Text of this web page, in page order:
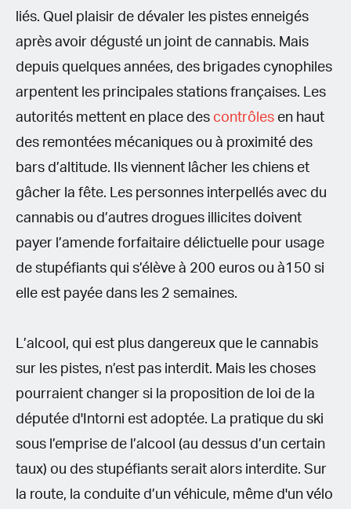
liés. Quel plaisir de dévaler les pistes enneigés
après avoir dégusté un joint de cannabis. Mais
depuis quelques années, des brigades cynophiles
arpentent les principales stations françaises. Les
autorités mettent en place des contrôles en haut
des remontées mécaniques ou à proximité des
bars d’altitude. Ils viennent lâcher les chiens et
gâcher la fête. Les personnes interpellés avec du
cannabis ou d’autres drogues illicites doivent
payer l’amende forfaitaire délictuelle pour usage
de stupéfiants qui s’élève à 200 euros ou à150 si
elle est payée dans les 2 semaines.
L’alcool, qui est plus dangereux que le cannabis
sur les pistes, n’est pas interdit. Mais les choses
pourraient changer si la proposition de loi de la
députée d'Intorni est adoptée. La pratique du ski
sous l’emprise de l’alcool (au dessus d’un certain
taux) ou des stupéfiants serait alors interdite. Sur
la route, la conduite d’un véhicule, même d'un vélo